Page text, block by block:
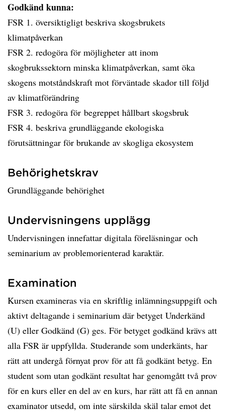
Godkänd kunna:
FSR 1. översiktigligt beskriva skogsbrukets
klimatpåverkan
FSR 2. redogöra för möjligheter att inom
skogbrukssektorn minska klimatpåverkan, samt öka
skogens motståndskraft mot förväntade skador till följd
av klimatförändring
FSR 3. redogöra för begreppet hållbart skogsbruk
FSR 4. beskriva grundläggande ekologiska
förutsättningar för brukande av skogliga ekosystem
Behörighetskrav
Grundläggande behörighet
Undervisningens upplägg
Undervisningen innefattar digitala föreläsningar och
seminarium av problemorienterad karaktär.
Examination
Kursen examineras via en skriftlig inlämningsuppgift och
aktivt deltagande i seminarium där betyget Underkänd
(U) eller Godkänd (G) ges. För betyget godkänd krävs att
alla FSR är uppfyllda. Studerande som underkänts, har
rätt att undergå förnyat prov för att få godkänt betyg. En
student som utan godkänt resultat har genomgått två prov
för en kurs eller en del av en kurs, har rätt att få en annan
examinator utsedd, om inte särskilda skäl talar emot det